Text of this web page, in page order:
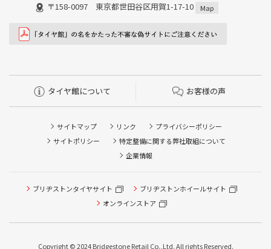
〒158-0097 東京都世田谷区用賀1-17-10
Map
タイヤ館について お客様の声
サイトマップ リンク
プライバシーポリシー
サイトポリシー
特定整備に関する弊社取組について
企業情報
ブリヂストンタイヤサイト
ブリヂストンホイールサイト
オンラインストア
Copyright © 2024 Bridgestone Retail Co.,Ltd. All rights Reserved.
タイヤ点検・安全点検/タイヤ履き替え/オイル交換/その他
ピット作業の予約